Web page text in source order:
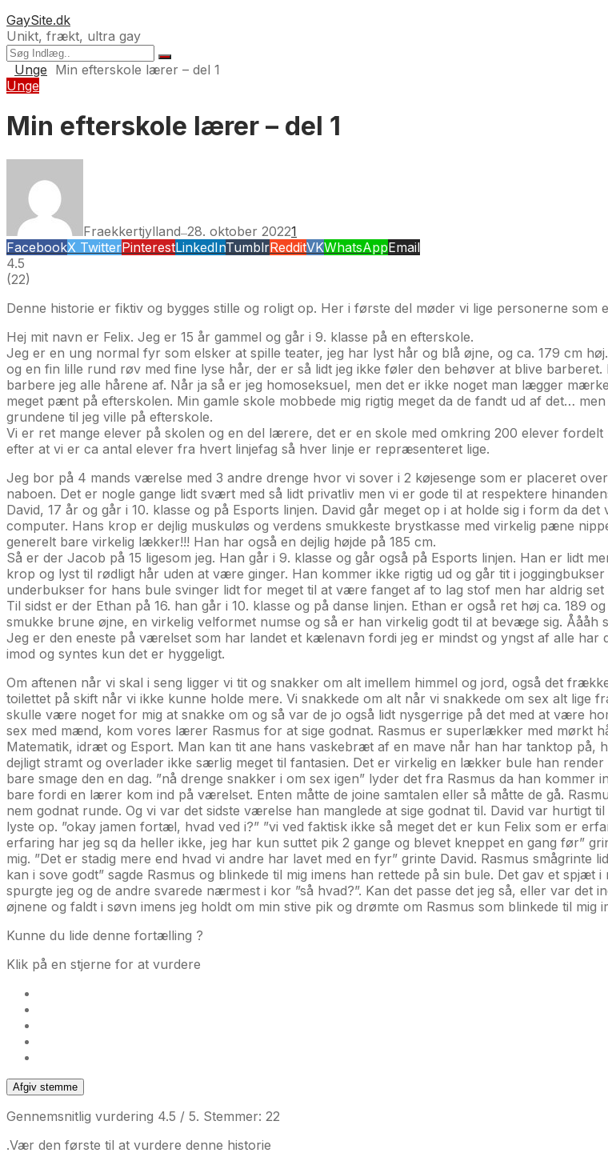
GaySite.dk
Unikt, frækt, ultra gay
Unge Min efterskole lærer – del 1
Unge
Min efterskole lærer – del 1
Fraekkertjylland—28. oktober 20221
FacebookX TwitterPinterestLinkedInTumblrRedditVKWhatsAppEmail
4.5
(22)
Denne historie er fiktiv og bygges stille og roligt op. Her i første del møder vi lige personerne som
Hej mit navn er Felix. Jeg er 15 år gammel og går i 9. klasse på en efterskole.
Jeg er en ung normal fyr som elsker at spille teater, jeg har lyst hår og blå øjne, og ca. 179 cm
og en fin lille rund røv med fine lyse hår, der er så lidt jeg ikke føler den behøver at blive
barbere jeg alle hårene af. Når ja så er jeg homoseksuel, men det er ikke noget man lægger
meget pænt på efterskolen. Min gamle skole mobbede mig rigtig meget da de fandt ud af det…
grundene til jeg ville på efterskole.
Vi er ret mange elever på skolen og en del lærere, det er en skole med omkring 200 elever
efter at vi er ca antal elever fra hvert linjefag så hver linje er repræsenteret lige.
Jeg bor på 4 mands værelse med 3 andre drenge hvor vi sover i 2 køjesenge som er placeret
naboen. Det er nogle gange lidt svært med så lidt privatliv men vi er gode til at respektere
David, 17 år og går i 10. klasse og på Esports linjen. David går meget op i at holde sig i form da
computer. Hans krop er dejlig muskuløs og verdens smukkeste brystkasse med virkelig pæne
generelt bare virkelig lækker!!! Han har også en dejlig højde på 185 cm.
Så er der Jacob på 15 ligesom jeg. Han går i 9. klasse og går også på Esports linjen. Han er lidt
krop og lyst til rødligt hår uden at være ginger. Han kommer ikke rigtig ud og går tit i
underbukser for hans bule svinger lidt for meget til at være fanget af to lag stof men har aldrig set
Til sidst er der Ethan på 16. han går i 10. klasse og på danse linjen. Ethan er også ret høj ca. 189
smukke brune øjne, en virkelig velformet numse og så er han virkelig godt til at bevæge sig. Åååh
Jeg er den eneste på værelset som har landet et kælenavn fordi jeg er mindst og yngst af alle
imod og syntes kun det er hyggeligt.
Om aftenen når vi skal i seng ligger vi tit og snakker om alt imellem himmel og jord, også det
toilettet på skift når vi ikke kunne holde mere. Vi snakkede om alt når vi snakkede om sex alt lige
skulle være noget for mig at snakke om og så var de jo også lidt nysgerrige på det med at være
sex med mænd, kom vores lærer Rasmus for at sige godnat. Rasmus er superlækker med mørkt
Matematik, idræt og Esport. Man kan tit ane hans vaskebræt af en mave når han har tanktop på,
dejligt stramt og overlader ikke særlig meget til fantasien. Det er virkelig en lækker bule han
bare smage den en dag. ”nå drenge snakker i om sex igen” lyder det fra Rasmus da han
bare fordi en lærer kom ind på værelset. Enten måtte de joine samtalen eller så måtte de gå.
nem godnat runde. Og vi var det sidste værelse han manglede at sige godnat til. David var hurtigt
lyste op. ”okay jamen fortæl, hvad ved i?” ”vi ved faktisk ikke så meget det er kun Felix som er
erfaring har jeg sq da heller ikke, jeg har kun suttet pik 2 gange og blevet kneppet en gang før”
mig. ”Det er stadig mere end hvad vi andre har lavet med en fyr” grinte David. Rasmus smågrinte
kan i sove godt” sagde Rasmus og blinkede til mig imens han rettede på sin bule. Det gav et spjæt
spurgte jeg og de andre svarede nærmest i kor ”så hvad?”. Kan det passe det jeg så, eller var det
øjnene og faldt i søvn imens jeg holdt om min stive pik og drømte om Rasmus som blinkede til mig
Kunne du lide denne fortælling ?
Klik på en stjerne for at vurdere
Afgiv stemme
Gennemsnitlig vurdering 4.5 / 5. Stemmer: 22
.Vær den første til at vurdere denne historie